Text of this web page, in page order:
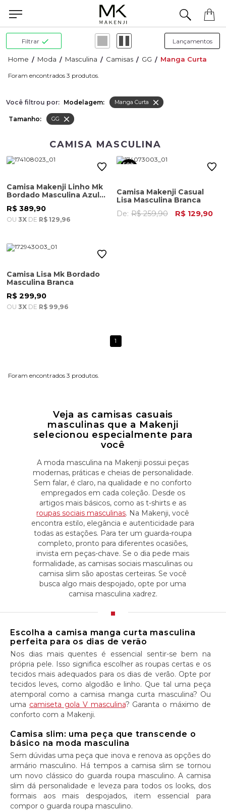
Filtrar
Moda Masculina Camisas GG Manga Curta
3
Você filtrou por: Modelagem: Manga Curta
Tamanho: GG
CAMISA MASCULINA
Camisa Makenji Linho Mk
Bordado Masculina Azul
Claro
R$ 389,90
OU 3X DE R$ 129,96
50%
Camisa Makenji Casual
Lisa Masculina Branca
De: R$ 259,90 R$ 129,90
Camisa Lisa Mk Bordado
Masculina Branca
R$ 299,90
OU 3X DE R$ 99,96
1
3
Veja as camisas casuais
masculinas que a Makenji
selecionou especialmente para
você
A moda masculina na Makenji possui peças
modernas, práticas e cheias de personalidade.
Sem falar, é claro, na qualidade e no conforto
empregados em cada coleção. Desde os
artigos mais básicos, como as t-shirts e as
roupas sociais masculinas. Na Makenji, você
encontra estilo, elegância e autenticidade para
todas as estações. Para ter um guarda-roupa
completo, pronto para diferentes ocasiões,
invista em peças-chave. Se o dia pede mais
formalidade, as camisas sociais masculinas ou
camisa slim são apostas certeiras. Se você
busca algo mais despojado, opte por uma
camisa masculina xadrez.
Escolha a camisa manga curta masculina
perfeita para os dias de verão
Nos dias mais quentes é essencial sentir-se bem na
própria pele. Isso significa escolher as roupas certas e os
tecidos mais adequados para os dias de verão. Opte por
tecidos leves, como algodão e linho. Que tal uma peça
atemporal como a camisa manga curta masculina? Ou
uma camiseta gola V masculina? Garanta o máximo de
conforto com a Makenji.
Camisa slim: uma peça que transcende o
básico na moda masculina
Sem dúvidas uma peça que inova e renova as opções do
armário masculino. Há tempos a camisa slim se tornou
um novo clássico do guarda roupa masculino. A camisa
slim dá personalidade e leveza para todos os looks, dos
formais aos mais despojados, item essencial para
compor o guarda roupa masculino.